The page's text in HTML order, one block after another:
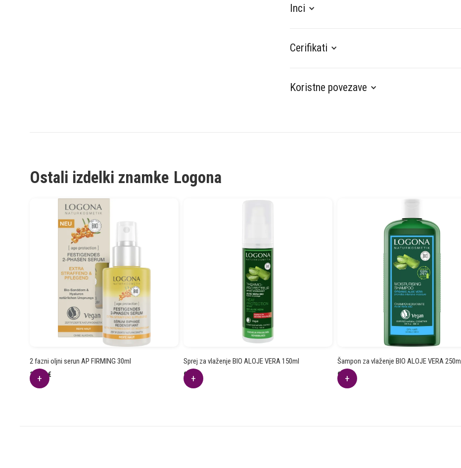
Inci
Cerifikati
Koristne povezave
Ostali izdelki znamke Logona
2 fazni oljni serun AP FIRMING 30ml
24.40€
Sprej za vlaženje BIO ALOJE VERA 150ml
9.70
€
Šampon za vlaženje BIO ALOJE VERA 250ml
9.11
€